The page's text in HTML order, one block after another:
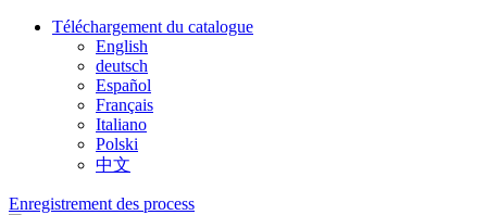
Téléchargement du catalogue
English
deutsch
Español
Français
Italiano
Polski
中文
Enregistrement des process